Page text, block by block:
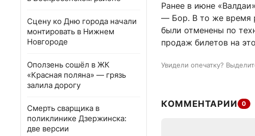
Сцену ко Дню города начали
монтировать в Нижнем
Новгороде
Оползень сошёл в ЖК
«Красная поляна» — грязь
залила дорогу
Смерть сварщика в
поликлинике Дзержинска:
две версии
Ранее в июне
— Бор. В то же время
были отменены по
продаж билетов на
Увидели опечатку?
КОММЕНТАРИИ 0